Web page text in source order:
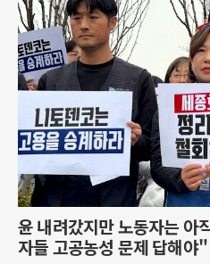
윤 내려갔지만 노동자는 아
자들 고공농성 문제 답해야"